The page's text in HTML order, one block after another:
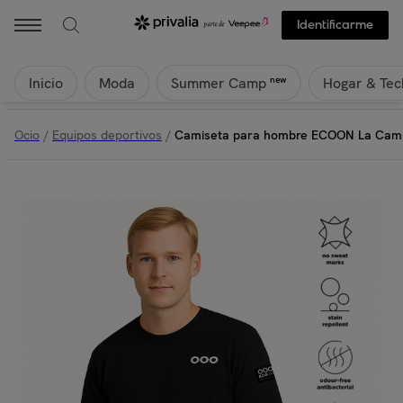
Identificarme
Inicio Moda Summer Camp new Hogar &
Ocio / Equipos deportivos / Camiseta para hombre ECOON La